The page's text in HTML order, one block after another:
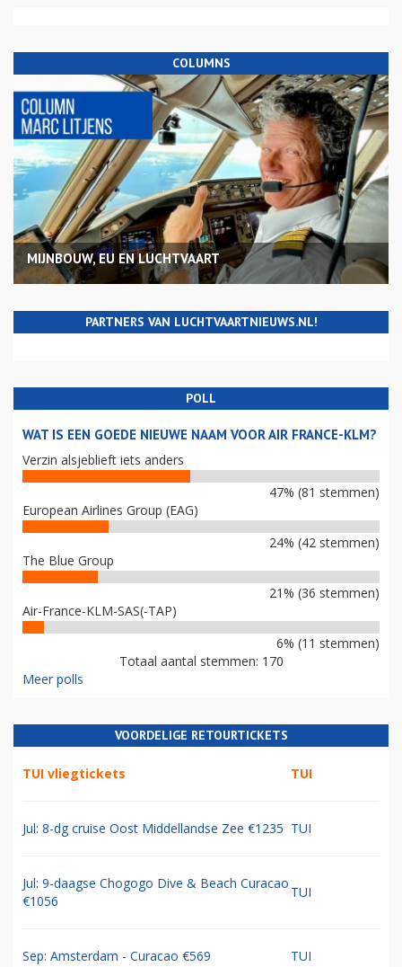
COLUMNS
MIJNBOUW, EU EN LUCHTVAART
PARTNERS VAN LUCHTVAARTNIEUWS.NL!
POLL
WAT IS EEN GOEDE NIEUWE NAAM VOOR AIR FRANCE-KLM?
Verzin alsjeblieft iets anders
47% (81 stemmen)
European Airlines Group (EAG)
24% (42 stemmen)
The Blue Group
21% (36 stemmen)
Air-France-KLM-SAS(-TAP)
6% (11 stemmen)
Totaal aantal stemmen: 170
Meer polls
VOORDELIGE RETOURTICKETS
TUI vliegtickets TUI
Jul: 8-dg cruise Oost Middellandse Zee €1235 TUI
Jul: 9-daagse Chogogo Dive & Beach Curacao
€1056
TUI
Sep: Amsterdam - Curacao €569 TUI